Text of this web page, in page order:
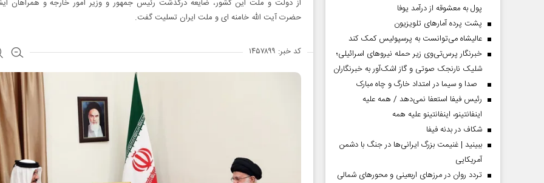
از دولت و ملت این کشور، ضایعه درگذشت رئیس جمهور و وزیر امور خارجه و همراهان
حضرت آیت‌ الله خامنه‌ ای و ملت ایران تسلیت گفت.
کد خبر: ۱۴۵۷۸۹۹
پول به معشوقه از درآمد یوفا
پشت پرده آمارهای تلویزیون
عالیشاه می‌توانست به پرسپولیس کمک کند
خبرنگار پرس‌تی‌وی زیر حمله نیروهای اسرائیلی؛
شلیک نارنجک صوتی و گاز اشک‌آور به خبرنگاران
صدا و سیما در امتداد خارگ و چاه مبارک
رئیس فیفا استعفا نمی‌دهد / همه علیه
اینفانتینو، اینفانتینو علیه همه
شکاف در بدنه فیفا
ببینید | غنیمت بزرگ ایرانی‌ها در جنگ با دشمن
آمریکایی
تردد روان در مرزهای اربعینی و محورهای شمالی